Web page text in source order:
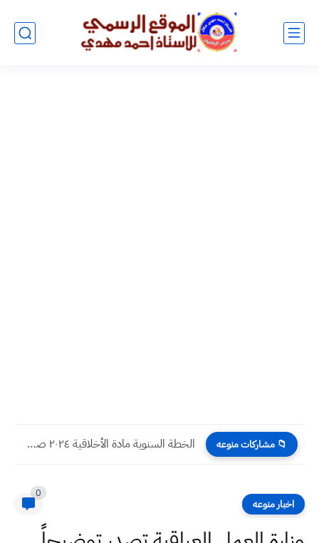
📁 مشاركات منوعه الخطة السنوية مادة الأخلاقية ٢٠٢٤ صف الأول المتوسط
اخبار منوعه
0